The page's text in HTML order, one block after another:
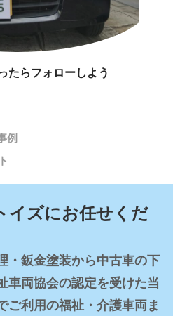
たらフォローしよう
例
イズにお任せくだ
・鈑金塗装から中古車の下
車両協会の認定を受けた当
ご利用の福祉・介護車両ま